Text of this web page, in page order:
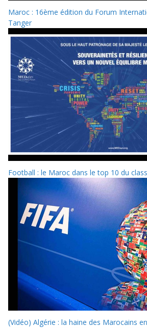
Maroc : 16ème édition du Forum
Tanger
Football : le Maroc dans le top 10 du
(Vidéo) Algérie : la haine des Marocains